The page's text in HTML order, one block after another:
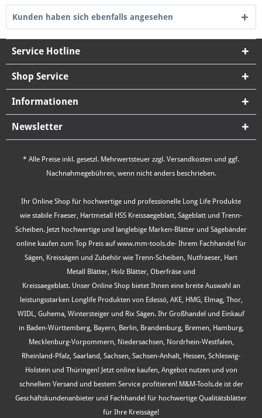
Kunden haben sich ebenfalls angesehen
Service Hotline
Shop Service
Informationen
Newsletter
* Alle Preise inkl. gesetzl. Mehrwertsteuer zzgl. Versandkosten und ggf.
Nachnahmegebühren, wenn nicht anders beschrieben.
Ihr Online Shop für hochwertige und professionelle Long Life Produkte
wie stabile Fraeser, Hartmetall HSS Kreissaegeblatt, Sägeblatt und Trenn-
Scheiben. Jetzt hochwertige und langlebige Marken-Blätter und Sägebänder
online kaufen zum Top Preis auf www.mm-tools.de- Ihrem Fachhandel für
Sägen, Kreissägen und Zubehör wie Trenn-Scheiben, Nutfraeser, Hart
Metall Blätter, Holz Blätter, Oberfräse und
Kreissaegeblatt. Unser Online Shop bietet Ihnen eine breite Auswahl an
leistungsstarken Longlife Produkten von Edessö, AKE, HMG, Elmag, Thor,
WIDL, Guhema, Wintersteiger und Rix Sägen. Ihr Großhandel und Einkauf
in Baden-Württemberg, Bayern, Berlin, Brandenburg, Bremen, Hamburg,
Mecklenburg-Vorpommern, Niedersachsen, Nordrhein-Westfalen,
Rheinland-Pfalz, Saarland, Sachsen, Sachsen-Anhalt, Hessen, Schleswig-
Holstein und Thüringen! Jetzt online kaufen, Angebot nutzen und von
schnellem Versand und bestem Service profitieren! M&M-Tools.de ist der
Geschäftskundenanbieter und Fachhandel für hochwertige Qualitätsblätter
für Ihre Kreissäge!